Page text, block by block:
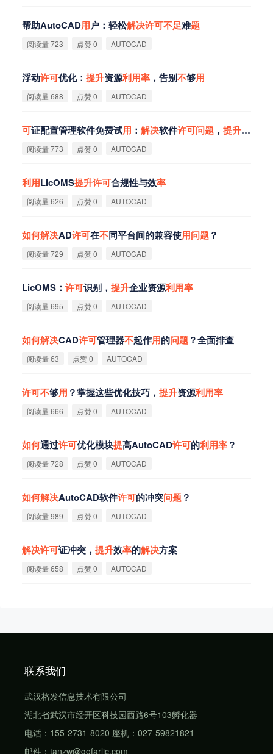
帮助AutoCAD用户：轻松解决许可不足难题
阅读量 723 点赞 0 AUTOCAD
浮动许可优化： 提升资源利用率 ，告别不够用
阅读量 688 点赞 0 AUTOCAD
可证配置管理软件免费试用 ： 解决软件许可问题 ， 提升企业效
阅读量 773 点赞 0 AUTOCAD
利用LicOMS提升许可合规性与效率
阅读量 626 点赞 0 AUTOCAD
如何解决AD许可在不同平台间的兼容使用问题？
阅读量 729 点赞 0 AUTOCAD
LicOMS： 许可识别， 提升企业资源利用率
阅读量 695 点赞 0 AUTOCAD
如何解决CAD许可管理器不起作用的问题？全面排查
阅读量 63 点赞 0 AUTOCAD
许可不够用 ？掌握这些优化技巧， 提升资源利用率
阅读量 666 点赞 0 AUTOCAD
如何通过许可优化模块提高AutoCAD许可的利用率？
阅读量 728 点赞 0 AUTOCAD
如何解决AutoCAD软件许可的冲突问题？
阅读量 989 点赞 0 AUTOCAD
解决许可证冲突， 提升效率的解决方案
阅读量 658 点赞 0 AUTOCAD
联系我们
武汉格发信息技术有限公司
湖北省武汉市经开区科技园西路6号103孵化器
电话：155-2731-8020 座机：027-59821821
邮件：tanzw@gofarlic.com